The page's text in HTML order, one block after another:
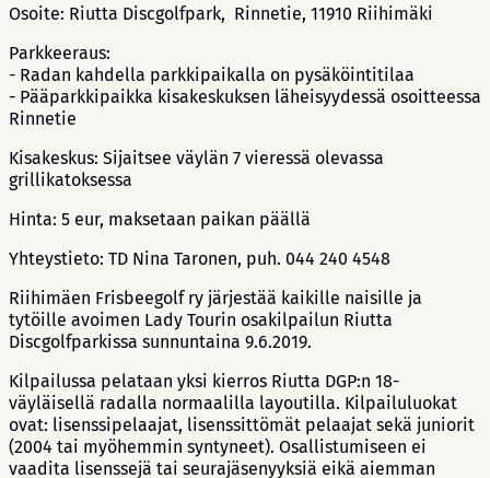
Osoite: Riutta Discgolfpark, Rinnetie, 11910 Riihimäki
Parkkeeraus:
- Radan kahdella parkkipaikalla on pysäköintitilaa
- Pääparkkipaikka kisakeskuksen läheisyydessä osoitteessa
Rinnetie
Kisakeskus: Sijaitsee väylän 7 vieressä olevassa
grillikatoksessa
Hinta: 5 eur, maksetaan paikan päällä
Yhteystieto: TD Nina Taronen, puh. 044 240 4548
Riihimäen Frisbeegolf ry järjestää kaikille naisille ja
tytöille avoimen Lady Tourin osakilpailun Riutta
Discgolfparkissa sunnuntaina 9.6.2019.
Kilpailussa pelataan yksi kierros Riutta DGP:n 18-
väyläisellä radalla normaalilla layoutilla. Kilpailuluokat
ovat: lisenssipelaajat, lisenssittömät pelaajat sekä juniorit
(2004 tai myöhemmin syntyneet). Osallistumiseen ei
vaadita lisenssejä tai seurajäsenyyksiä eikä aiemman